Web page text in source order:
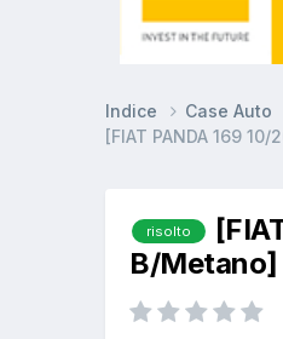
Indice Case Auto
[FIAT PANDA 169
risolto
B/Metano]